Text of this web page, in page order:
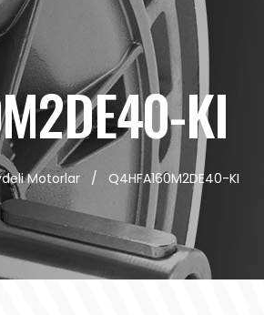
KI
Motorlar / Q4HFA160M2DE40-KI